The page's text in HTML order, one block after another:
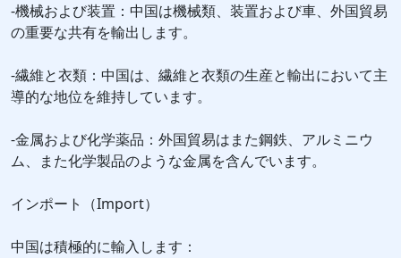
-機械および装置：中国は機械類、装置および車、外国貿易
の重要な共有を輸出します。
-繊維と衣類：中国は、繊維と衣類の生産と輸出において主
導的な地位を維持しています。
-金属および化学薬品：外国貿易はまた鋼鉄、アルミニウ
ム、また化学製品のような金属を含んでいます。
インポート（Import）
中国は積極的に輸入します：